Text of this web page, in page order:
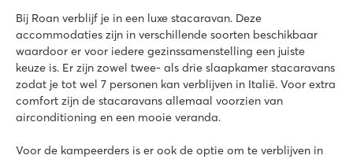
Bella Italia
Bella Italia
Italië - Noord-Italië - Gardameer - Peschiera del Garda
★ ★ ★
Groot zwembadcomplex met wel 8 zwembaden
Leuke restaurants met uitzicht over Gardameer
Bij Roan verblijf je in een luxe stacaravan. Deze
accommodaties zijn in verschillende soorten beschikbaar
waardoor er voor iedere gezinssamenstelling een juiste
keuze is. Er zijn zowel twee- als drie slaapkamer stacaravans
zodat je tot wel 7 personen kan verblijven in Italië. Voor extra
comfort zijn de stacaravans allemaal voorzien van
airconditioning en een mooie veranda.
Voor de kampeerders is er ook de optie om te verblijven in